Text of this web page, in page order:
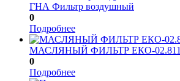
ГНА Фильтр воздушный
0
Подробнее
МАСЛЯНЫЙ ФИЛЬТР ЕКО-02.811
0
Подробнее